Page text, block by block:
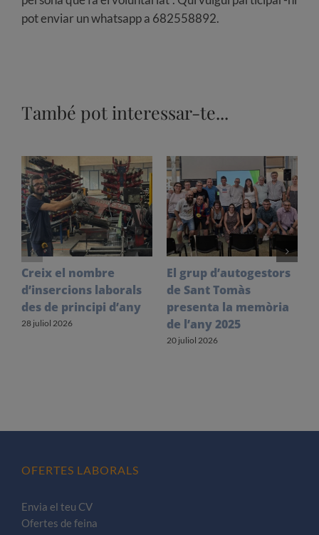
pot enviar un whatsapp a 682558892.
També pot interessar-te...
Creix el nombre
d’insercions laborals
des de principi d’any
28 juliol 2026
El grup d’autogestors
de Sant Tomàs
presenta la memòria
de l’any 2025
20 juliol 2026
OFERTES LABORALS
Envia el teu CV
Ofertes de feina